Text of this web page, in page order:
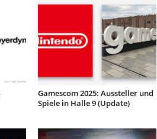
Gamescom 2025: Aussteller und
Spiele in Halle 9 (Update)